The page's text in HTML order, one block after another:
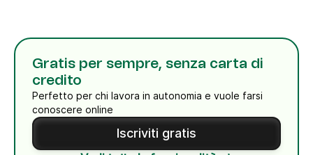
Gratis per sempre, senza carta di
credito
Perfetto per chi lavora in autonomia e vuole farsi
conoscere online
Iscriviti gratis